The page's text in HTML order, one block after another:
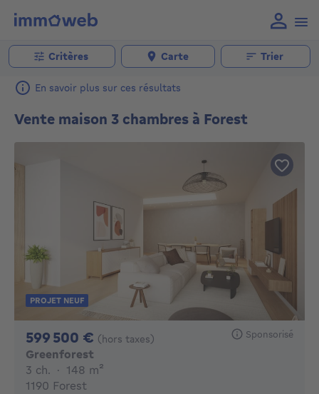
Critères Carte Trier
En savoir plus sur ces résultats
Vente maison 3 chambres à Forest
PROJET NEUF
599 500 € 599500€
(hors taxes) Sponsorisé
Greenforest
3 ch. 3 chambres
· 148 m²
1190 Forest